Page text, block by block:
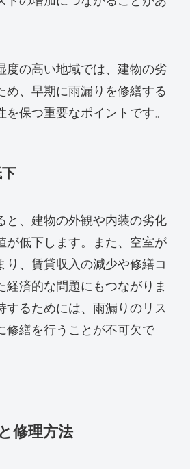
度の高い地域では、建物の劣
め、早期に雨漏りを修繕する
を保つ重要なポイントです。
と、建物の外観や内装の劣化
が低下します。また、空室が
り、賃貸収入の減少や修繕コ
経済的な問題にもつながりま
するためには、雨漏りのリス
修繕を行うことが不可欠で
修理方法